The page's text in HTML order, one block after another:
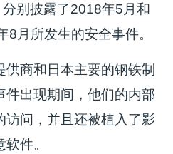
别披露了2018年5月和
月所发生的安全事件。
商和日本主要的钢铁制
件出现期间，他们的内部
访问，并且还被植入了影
件。